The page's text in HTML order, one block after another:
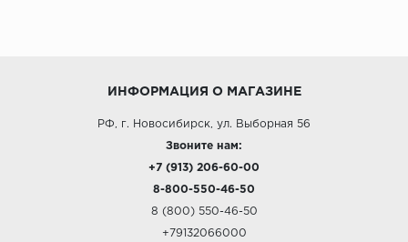
ИНФОРМАЦИЯ О МАГАЗИНЕ
РФ, г. Новосибирск, ул. Выборная 56
Звоните нам:
+7 (913) 206-60-00
8-800-550-46-50
8 (800) 550-46-50
+79132066000